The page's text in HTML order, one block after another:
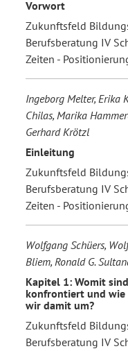
Vorwort
Zukunftsfeld
Berufsberatung IV
Zeiten -
Ingeborg Melter, Erika
Chilas, Marika
Gerhard Krötzl
Einleitung
Zukunftsfeld
Berufsberatung IV
Zeiten -
Wolfgang Schüers,
Bliem, Ronald G.
Kapitel 1: Womit
konfrontiert und wie
wir damit um?
Zukunftsfeld
Berufsberatung IV